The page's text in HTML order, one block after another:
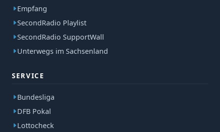
Empfang
SecondRadio Playlist
SecondRadio SupportWall
Unterwegs im Sachsenland
SERVICE
Bundesliga
DFB Pokal
Lottocheck